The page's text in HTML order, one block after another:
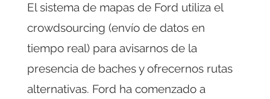
El sistema de mapas de Ford utiliza el
crowdsourcing (envío de datos en
tiempo real) para avisarnos de la
presencia de baches y ofrecernos rutas
alternativas. Ford ha comenzado a